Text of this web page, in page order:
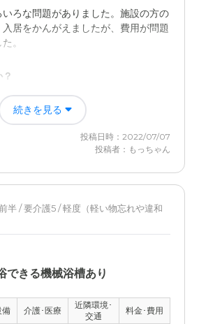
ば、連絡をいただけるのでありがた
も近くに住んでいるので安心してい
と本人の貯金で間に合ってます。
ろな問題がありました。施設の方の
居をかんがえましたが、費用が問題
。
マーということで、対応ができたの
とのことでした？
居者の雰囲気について
特に夜間の対応が大変 当直の人数
備について
ている部屋の人数も考慮してみたいで
続きを見る
投稿日時：2022/07/07
投稿者：もっちゃん
半 / 要介護5 / 軽度（軽い物忘れや違和
できる機械浴槽あり
備 介護･医療
近隣環境･
交通
料金･費用